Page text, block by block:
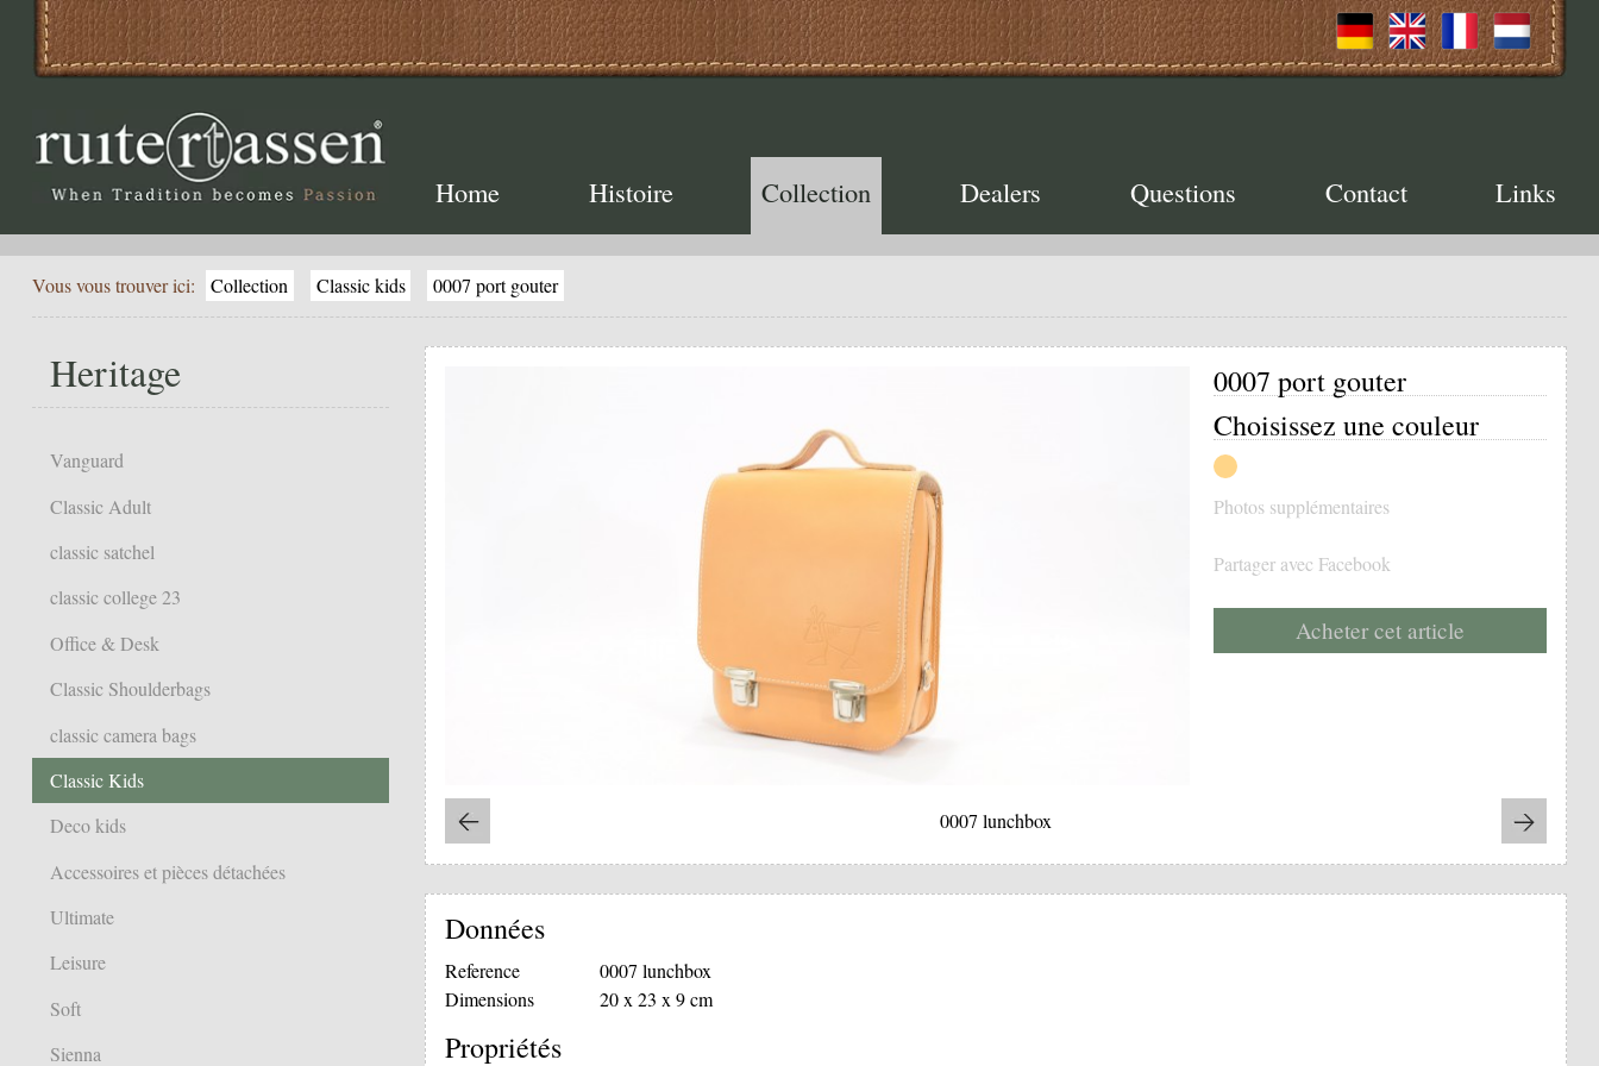
Home Histoire Collection Dealers Questions Contact Links
Vous vous trouver ici: Collection Classic kids 0007 port gouter
Heritage
Vanguard
Classic Adult
classic satchel
classic college 23
Office & Desk
Classic Shoulderbags
classic camera bags
Classic Kids
Deco kids
Accessoires et pièces détachées
Ultimate
Leisure
Soft
Sienna
0007 port gouter
Choisissez une couleur
Photos supplémentaires
Partager avec Facebook
Acheter cet article
0007 lunchbox
Données
Reference
0007 lunchbox
Dimensions
20 x 23 x 9 cm
Propriétés